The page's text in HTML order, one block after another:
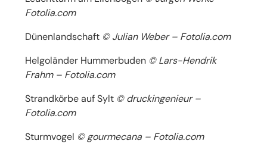
Fotolia.com
Dünenlandschaft © Julian Weber – Fotolia.com
Helgoländer Hummerbuden © Lars-Hendrik
Frahm – Fotolia.com
Strandkörbe auf Sylt © druckingenieur –
Fotolia.com
Sturmvogel © gourmecana – Fotolia.com